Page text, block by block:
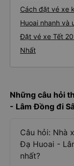
Cách đặt vé xe
Huoai nhanh và
Đặt vé xe Tết
Nhất
Những câu hỏi
- Lâm Đồng đi
Câu hỏi: Nhà
Đạ Huoai -
nhất?